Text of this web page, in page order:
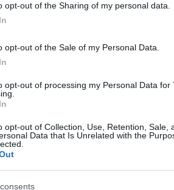
opt-out of the Sharing of my personal data.
opt-out of the Sale of my Personal Data.
opt-out of processing my Personal Data for
opt-out of Collection, Use, Retention, Sale,
Data that Is Unrelated with the